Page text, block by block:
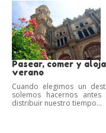
Pasear, comer y
verano
Cuando elegimos un
solemos hacernos
distribuir nuestro tiempo...